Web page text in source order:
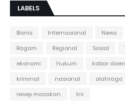
LABELS
Bisnis Internasional News
Ragam
Regional Sosial
ekonomi
hukum kabar
kriminal
nasional olahraga
resep masakan
tni